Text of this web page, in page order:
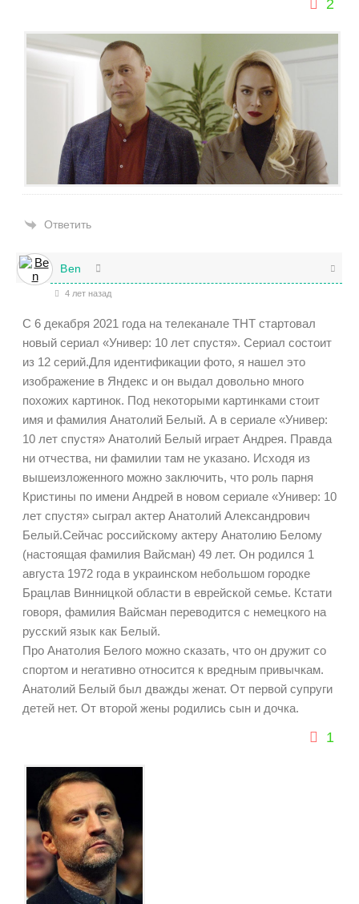
2
Ответить
Ben
4 лет назад
С 6 декабря 2021 года на телеканале ТНТ стартовал
новый сериал «Универ: 10 лет спустя». Сериал состоит
из 12 серий.Для идентификации фото, я нашел это
изображение в Яндекс и он выдал довольно много
похожих картинок. Под некоторыми картинками стоит
имя и фамилия Анатолий Белый. А в сериале «Универ:
10 лет спустя» Анатолий Белый играет Андрея. Правда
ни отчества, ни фамилии там не указано. Исходя из
вышеизложенного можно заключить, что роль парня
Кристины по имени Андрей в новом сериале «Универ: 10
лет спустя» сыграл актер Анатолий Александрович
Белый.Сейчас российскому актеру Анатолию Белому
(настоящая фамилия Вайсман) 49 лет. Он родился 1
августа 1972 года в украинском небольшом городке
Брацлав Винницкой области в еврейской семье. Кстати
говоря, фамилия Вайсман переводится с немецкого на
русский язык как Белый.
Про Анатолия Белого можно сказать, что он дружит со
спортом и негативно относится к вредным привычкам.
Анатолий Белый был дважды женат. От первой супруги
детей нет. От второй жены родились сын и дочка.
1